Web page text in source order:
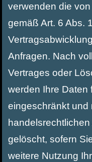
verwenden die
gemäß Art. 6 Abs.
Anfragen. Nach
Vertrages oder
werden Ihre Daten
eingeschränkt und
gelöscht, sofern
weitere Nutzung